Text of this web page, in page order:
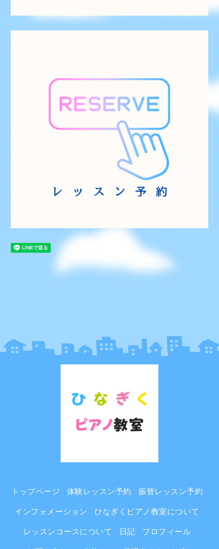
トップページ 体験レッスン予約 振替レッスン予約
インフォメーション ひなぎくピアノ教室について
レッスンコースについて 日記 プロフィール